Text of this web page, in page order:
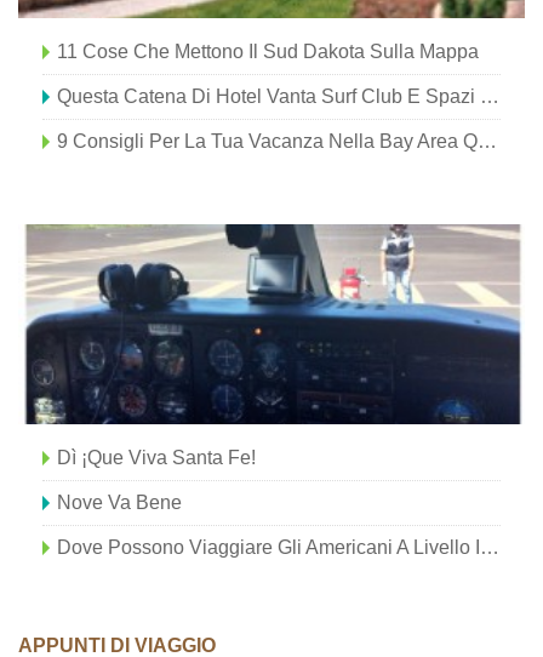
11 Cose Che Mettono Il Sud Dakota Sulla Mappa
Questa Catena Di Hotel Vanta Surf Club E Spazi Di Co-Working
9 Consigli Per La Tua Vacanza Nella Bay Area Questo Autunno
Dì ¡Que Viva Santa Fe!
Nove Va Bene
Dove Possono Viaggiare Gli Americani A Livello Internazionale In Questo Momento?
APPUNTI DI VIAGGIO